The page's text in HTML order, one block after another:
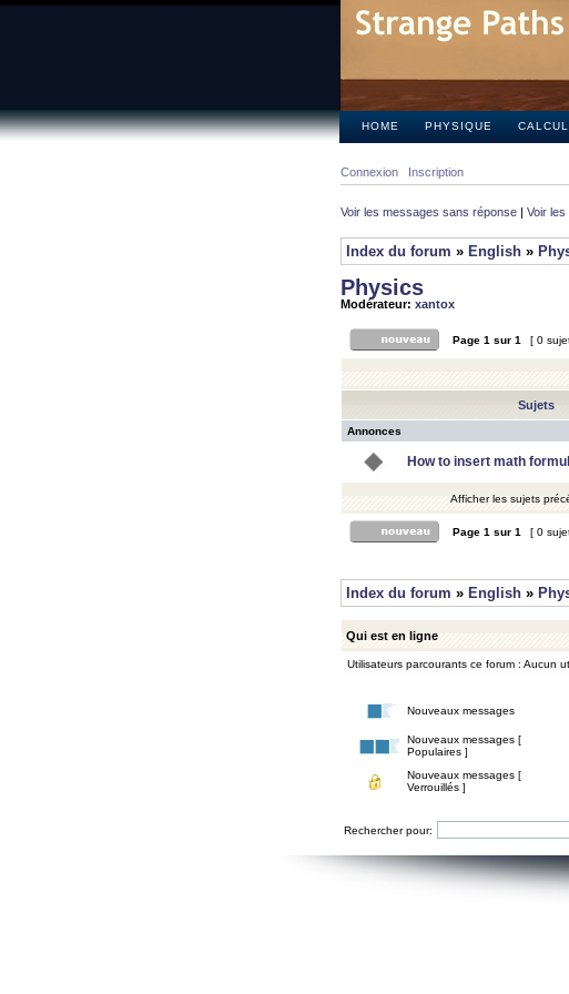
HOME PHYSIQUE CALCUL
Connexion Inscription
Voir les messages sans réponse | Voir
Index du forum » English »
Physics
Modérateur: xantox
Page 1 sur 1 [ 0
Sujets
Annonces
How to insert math
Afficher les sujets
Page 1 sur 1 [ 0
Index du forum » English »
Qui est en ligne
Utilisateurs parcourants ce forum : Aucun
Nouveaux messages
Nouveaux messages [
Populaires ]
Nouveaux messages [
Verrouillés ]
Rechercher pour: